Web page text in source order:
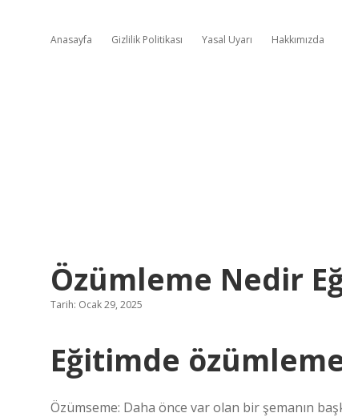
Anasayfa Gizlilik Politikası Yasal Uyarı Hakkımızda
Özümleme Nedir
Tarih: Ocak 29, 2025
Eğitimde
Özümseme: Daha önce var olan bir şemanın